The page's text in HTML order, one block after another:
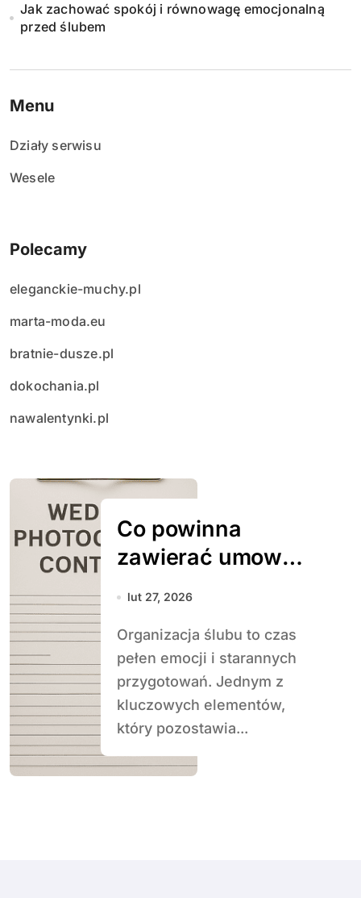
Jak zachować spokój i równowagę emocjonalną
przed ślubem
Menu
Działy serwisu
Wesele
Polecamy
eleganckie-muchy.pl
marta-moda.eu
bratnie-dusze.pl
dokochania.pl
nawalentynki.pl
Co powinna
zawierać umowa
z fotografem
lut 27, 2026
Organizacja ślubu to czas
pełen emocji i starannych
przygotowań. Jednym z
kluczowych elementów,
który pozostawia...